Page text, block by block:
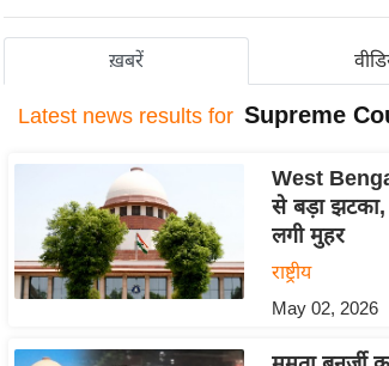
ख़बरें
Latest news results for Supreme
West
से बड़ा झटका,
लगी मुहर
राष्ट्रीय
May 02, 2026